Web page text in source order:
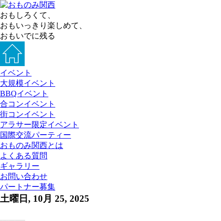
おもしろくて、
おもいっきり楽しめて、
おもいでに残る
イベント
大規模イベント
BBQイベント
合コンイベント
街コンイベント
アラサー限定イベント
国際交流パーティー
おものみ関西とは
よくある質問
ギャラリー
お問い合わせ
パートナー募集
土曜日, 10月 25, 2025